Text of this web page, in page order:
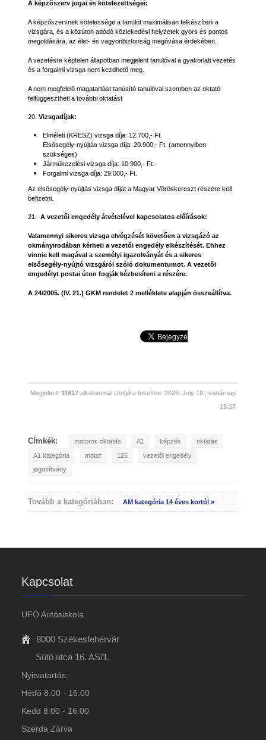
A képzőszerv jogai és kötelezettségei:
A képzőszervnek kötelessége a tanulót maximálisan felkészíteni a
vizsgára, és a közúton adódó közlekedési helyzetek gyors és pontos
megoldására, az élet- és vagyonbiztonság megóvása érdekében.
A vezetésre képtelen állapotban megjelent tanulóval a gyakorlati vezetés
és a forgalmi vizsga nem kezdhető meg.
A nem megfelelő magatartást tanúsító tanulóval szemben az oktató
felfüggesztheti a további oktatást
20. Vizsgadíjak:
Elméleti (KRESZ) vizsga díja: 12.700,- Ft.
Elsősegély-nyújtás vizsga díja: 20.900,- Ft. (amennyiben
szükséges)
Járműkezelési vizsga díja: 10.900,- Ft.
Forgalmi vizsga díja: 29.000,- Ft.
Az elsősegély-nyújtás vizsga díját a Magyar Vöröskereszt részére kell
befizetni.
21. A vezetői engedély átvételével kapcsolatos előírások:
Valamennyi sikeres vizsga elvégzését követően a vizsgázó az
okmányirodában kérheti a vezetői engedély elkészítését. Ehhez
vinnie kell magával a személyi igazolványát és a sikeres
elsősegély-nyújtó vizsgáról szóló dokumentumot. A vezetői
engedélyt postai úton fogják kézbesíteni a részére.
A 24/2005. (lV. 21.) GKM rendelet 2 melléklete alapján összeállítva.
Megjelent: 11817alkalommal Utoljára frissítve: 2026. July 19., vasárnap
15:27
Címkék: motoros oktatás A1 képzés
oktatás
A1 kategória
motor 125
vezetői engedély
jogosítvány
Tovább a kategóriában: AM kategória 14 éves kortól »
Kapcsolat
UFO Autósiskola
8000 Székesfehérvár
Sütő utca 16. AS/1.
Nyitvatartás:
Hétfő 8:00 - 16:00
Kedd 8:00 - 16:00
Szerda Zárva